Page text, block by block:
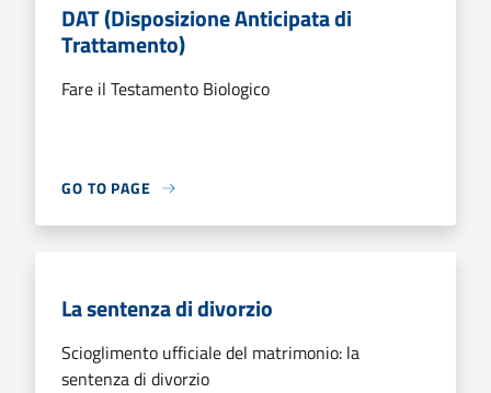
DAT (Disposizione Anticipata di
Trattamento)
Fare il Testamento Biologico
GO TO PAGE
La sentenza di divorzio
Scioglimento ufficiale del matrimonio: la
sentenza di divorzio